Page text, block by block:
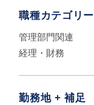
職種カテゴリー
管理部門関連
経理・財務
勤務地 + 補足